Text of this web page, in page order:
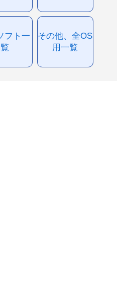
フト一
覧
その他、全OS
用一覧